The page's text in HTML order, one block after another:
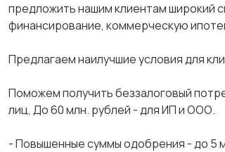
предложить нашим клиентам широкий
финансирование, коммерческую
Предлагаем наилучшие условия для
Поможем получить беззалоговый
лиц, До 60 млн. рублей - для ИП и ООО.
- Повышенные суммы одобрения - до 5